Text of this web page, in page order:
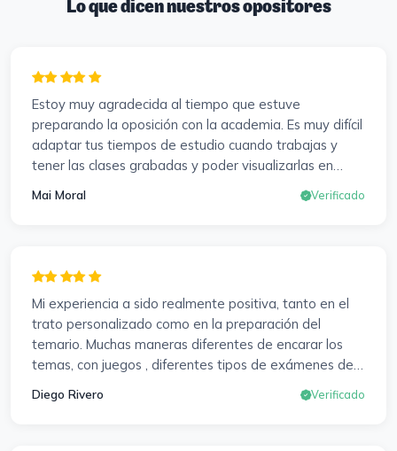
Lo que dicen nuestros opositores
Estoy muy agradecida al tiempo que estuve
preparando la oposición con la academia. Es muy difícil
adaptar tus tiempos de estudio cuando trabajas y
tener las clases grabadas y poder visualizarlas en
cualquier momento y las veces que sea necesario, se
agradece mucho. Sabemos que el trabajo de estudio
profesores accesibles, atentos y dispuestos para
resolver dudas, se agradece. Incluso se ofrecieron a
ayudarme a buscar impugnaciones de preguntas del
examen para subir nota. Gracias Vanesa y Pablo.
Mai Moral Verificado
Mi experiencia a sido realmente positiva, tanto en el
trato personalizado como en la preparación del
temario. Muchas maneras diferentes de encarar los
temas, con juegos , diferentes tipos de exámenes de
preparación y un temario muy al día. Una experiencia
muy positiva en todos los sentidos.
Diego Rivero Verificado